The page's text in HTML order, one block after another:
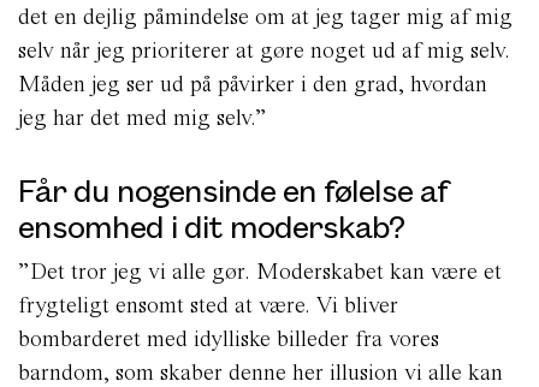
det en dejlig påmindelse om at jeg tager mig af mig
selv når jeg prioriterer at gøre noget ud af mig selv.
Måden jeg ser ud på påvirker i den grad, hvordan
jeg har det med mig selv.”
Får du nogensinde en følelse af
ensomhed i dit moderskab?
”Det tror jeg vi alle gør. Moderskabet kan være et
frygteligt ensomt sted at være. Vi bliver
bombarderet med idylliske billeder fra vores
barndom, som skaber denne her illusion vi alle kan